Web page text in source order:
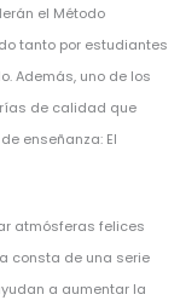
el Método
tanto por estudiantes
Además, uno de los
de calidad que
enseñanza: El
atmósferas felices
consta de una serie
a aumentar la